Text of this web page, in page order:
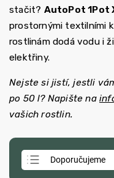
stačit? AutoPot 1Pot
prostornými textilními
rostlinám dodá vodu i
elektřiny.
Nejste si jistí, jestli
po 50 l? Napište na
vašich rostlin.
Doporučujeme